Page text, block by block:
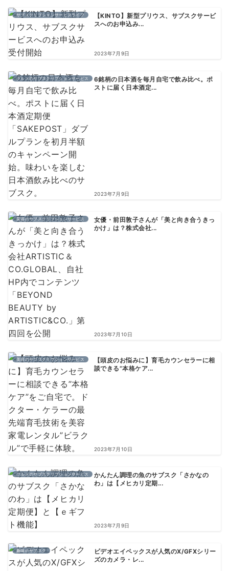
サブスクリプションサービスライフ
【KINTO】新型プリウス、サブスクサービ
スへのお申込み...
2023年7月9日
グルメのサブスクリプションサービス
6銘柄の日本酒を毎月自宅で飲み比べ。ポ
ストに届く日本酒定...
2023年7月9日
美容のサブスクリプションサービス
女優・前田敦子さんが「美と向き合うきっ
かけ」は？株式会社...
2023年7月10日
美容のサブスクリプションサービス
【頭皮のお悩みに】育毛カウンセラーに相
談できる”本格ケア...
2023年7月10日
グルメのサブスクリプションサービス
かんたん調理の魚のサブスク「さかなの
わ」は【メヒカリ定期...
2023年7月9日
趣味のサブスク
ビデオエイペックスが人気のX/GFXシリー
ズのカメラ・レ...